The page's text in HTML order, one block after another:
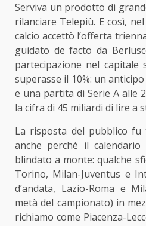
Serviva un prodotto di
rilanciare Telepiù. E così,
calcio accettò l’offerta
guidato de facto da
partecipazione nel capitale
superasse il 10%: un
e una partita di Serie A alle
la cifra di 45 miliardi di lire a
La risposta del pubblico
anche perché il
blindato a monte: qualche
Torino, Milan-Juventus e
d’andata, Lazio-Roma e
metà del campionato) in
richiamo come Piacenza-